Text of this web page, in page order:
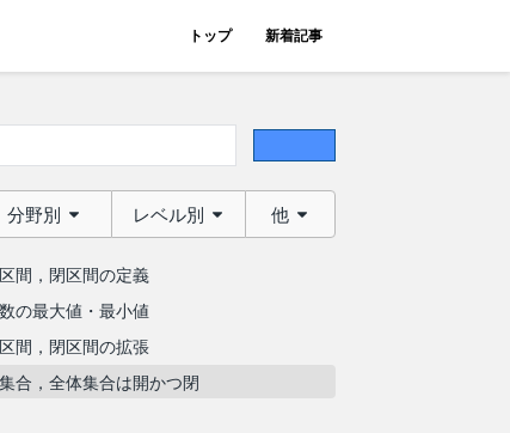
トップ 新着記事
分野別 レベル別 他
間，閉区間の定義
の最大値・最小値
間，閉区間の拡張
合，全体集合は開かつ閉